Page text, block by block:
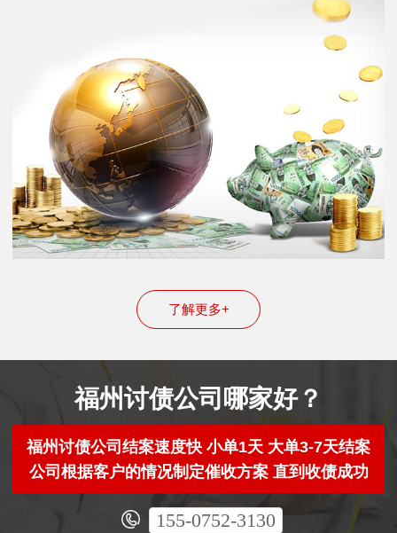
了解更多+
福州讨债公司哪家好？
福州讨债公司结案速度快 小单1天 大单3-7天结案
公司根据客户的情况制定催收方案 直到收债成功
155-0752-3130